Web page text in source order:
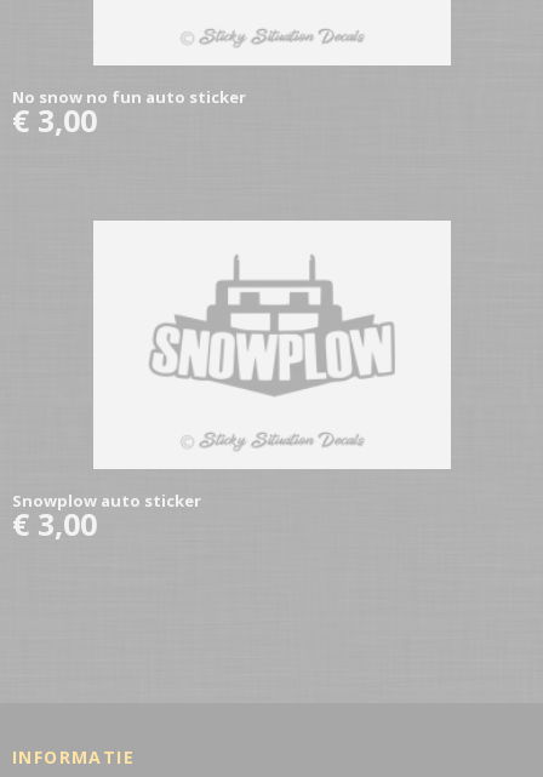
No snow no fun auto sticker
€ 3,00
Snowplow auto sticker
€ 3,00
INFORMATIE